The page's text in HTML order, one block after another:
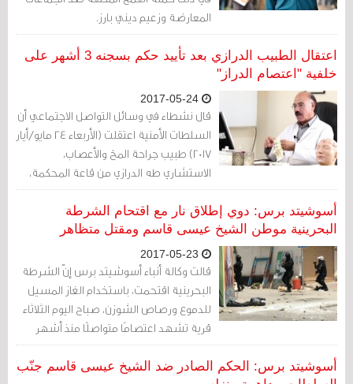
المعارضة وزعيم ديني بارز.
اعتقال الطبيب الدرازي بعد تأييد حكم بسجنه 3 أشهر على
خلفية "اعتصام الدراز"
قال نشطاء في وسائل التواصل الاجتماعي أن
السلطات الأمنية اعتقلت (الأربعاء 24 مايو/أيار
2017) طبيب جراحة المخ والأعصاب،
الاستشاري طه الدرازي من قاعة المحكمة،
بعد تأييد حكم بسجنه 3 أشهر، بتهمة
المشاركة في اعتصام الدراز.
أسوشيتد برس: دوي إطلاق نار مع اقتحام الشرطة
البحرينية موطن الشيخ عيسى قاسم ومقتل متظاهر
قالت وكالة أنباء أسوشيتد برس إنّ الشرطة
البحرينية اقتحمت، باستخدام الغاز المسيل
للدموع ورصاص الشوزن، صباح اليوم الثلاثاء
قرية تشهد اعتصامًا متواصلًا منذ أشهر
دعمًا لرجل دين شيعي بارز كانت الحكومة
البحرينية قد أسقطت جنسيته.
أسوشيتد برس: الحكم الصادر ضد الشيخ عيسى قاسم جنّب